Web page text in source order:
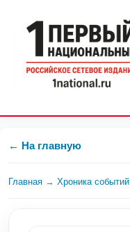
← На главную
Главная → Хроника событий